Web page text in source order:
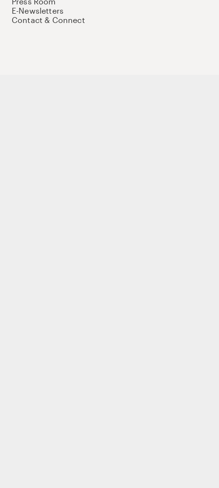
E-Newsletters
Contact & Connect